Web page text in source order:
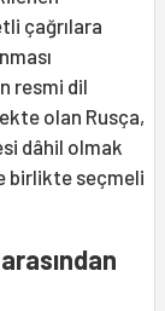
çağrılara
resmi dil
olan Rusça,
dâhil olmak
birlikte seçmeli